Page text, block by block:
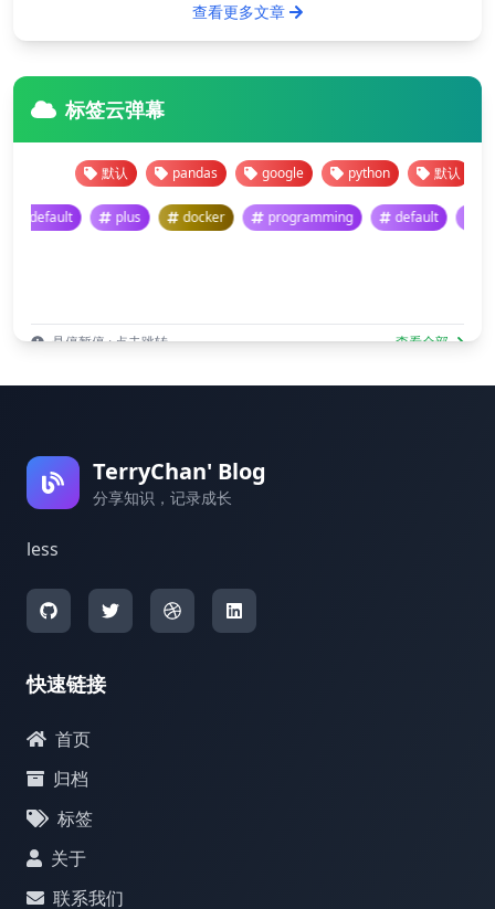
查看更多文章
标签云弹幕
默认 pandas google python 默认
default plus docker programming default
悬停暂停 · 点击跳转 查看全部
TerryChan' Blog
分享知识，记录成长
less
快速链接
首页
归档
标签
关于
联系我们